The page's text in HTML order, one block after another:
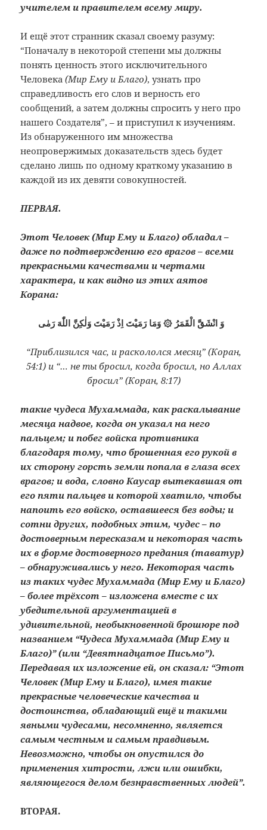
учителем и правителем всему миру.
И ещё этот странник сказал своему разуму:
“Поначалу в некоторой степени мы должны
понять ценность этого исключительного
Человека(Мир Ему и Благо), узнать про
справедливость его слов и верность его
сообщений, а затем должны спросить у него про
нашего Создателя”, – и приступил к изучениям.
Из обнаруженного им множества
неопровержимых доказательств здесь будет
сделано лишь по одному краткому указанию в
каждой из их девяти совокупностей.
ПЕРВАЯ.
Этот Человек (Мир Ему и Благо) обладал –
даже по подтверждению его врагов – всеми
прекрасными качествами и чертами
характера, и как видно из этих аятов
Корана:
وَ انْشَقَّ الْقَمَرُ ۞ وَمَا رَمَيْتَ اِذْ رَمَيْتَ وَلٰكِنَّ اللّٰهَ رَمٰى
“Приблизился час, и раскололся месяц” (Коран,
54:1) и “… не ты бросил, когда бросил, но Аллах
бросил” (Коран, 8:17)
такие чудеса Мухаммада, как раскалывание
месяца надвое, когда он указал на него
пальцем; и побег войска противника
благодаря тому, что брошенная его рукой в
их сторону горсть земли попала в глаза всех
врагов; и вода, словно Каусар вытекавшая от
его пяти пальцев и которой хватило, чтобы
напоить его войско, оставшееся без воды; и
сотни других, подобных этим, чудес – по
достоверным пересказам и некоторая часть
их в форме достоверного предания (таватур)
– обнаруживались у него. Некоторая часть
из таких чудес Мухаммада (Мир Ему и Благо)
– более трёхсот – изложена вместе с их
убедительной аргументацией в
удивительной, необыкновенной брошюре под
названием “Чудеса Мухаммада (Мир Ему и
Благо)” (или “Девятнадцатое Письмо”).
Передавая их изложение ей, он сказал: “Этот
Человек (Мир Ему и Благо), имея такие
прекрасные человеческие качества и
достоинства, обладающий ещё и такими
явными чудесами, несомненно, является
самым честным и самым правдивым.
Невозможно, чтобы он опустился до
применения хитрости, лжи или ошибки,
являющегося делом безнравственных людей”.
ВТОРАЯ.